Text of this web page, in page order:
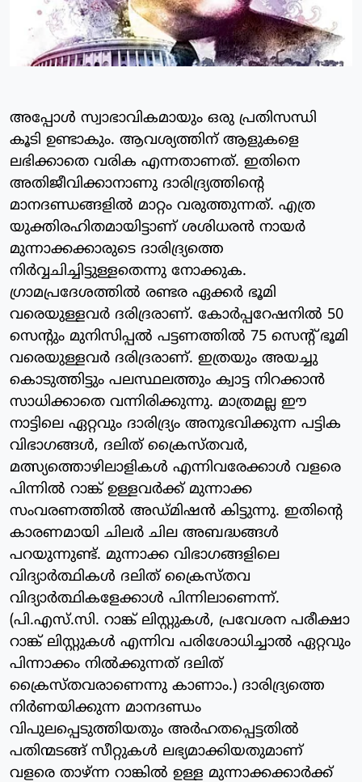
അപ്പോള്‍ സ്വാഭാവികമായും ഒരു പ്രതിസന്ധി
കൂടി ഉണ്ടാകും. ആവശ്യത്തിന് ആളുകളെ
ലഭിക്കാതെ വരിക എന്നതാണത്. ഇതിനെ
അതിജീവിക്കാനാണു ദാരിദ്ര്യത്തിന്റെ
മാനദണ്ഡങ്ങളില്‍ മാറ്റം വരുത്തുന്നത്. എത്ര
യുക്തിരഹിതമായിട്ടാണ് ശശിധരന്‍ നായര്‍
മുന്നാക്കക്കാരുടെ ദാരിദ്ര്യത്തെ
നിര്‍വ്വചിച്ചിട്ടുള്ളതെന്നു നോക്കുക.
ഗ്രാമപ്രദേശത്തില്‍ രണ്ടര ഏക്കര്‍ ഭൂമി
വരെയുള്ളവര്‍ ദരിദ്രരാണ്. കോര്‍പ്പറേഷനില്‍ 50
സെന്റും മുനിസിപ്പല്‍ പട്ടണത്തില്‍ 75 സെന്റ് ഭൂമി
വരെയുള്ളവര്‍ ദരിദ്രരാണ്. ഇത്രയും അയച്ചു
കൊടുത്തിട്ടും പലസ്ഥലത്തും ക്വാട്ട നിറക്കാന്‍
സാധിക്കാതെ വന്നിരിക്കുന്നു. മാത്രമല്ല ഈ
നാട്ടിലെ ഏറ്റവും ദാരിദ്ര്യം അനുഭവിക്കുന്ന പട്ടിക
വിഭാഗങ്ങള്‍, ദലിത് ക്രൈസ്തവര്‍,
മത്സ്യത്തൊഴിലാളികള്‍ എന്നിവരേക്കാള്‍ വളരെ
പിന്നില്‍ റാങ്ക് ഉള്ളവര്‍ക്ക് മുന്നാക്ക
സംവരണത്തില്‍ അഡ്മിഷന്‍ കിട്ടുന്നു. ഇതിന്റെ
കാരണമായി ചിലര്‍ ചില അബദ്ധങ്ങള്‍
പറയുന്നുണ്ട്. മുന്നാക്ക വിഭാഗങ്ങളിലെ
വിദ്യാര്‍ത്ഥികള്‍ ദലിത് ക്രൈസ്തവ
വിദ്യാര്‍ത്ഥികളേക്കാള്‍ പിന്നിലാണെന്ന്.
(പി.എസ്.സി. റാങ്ക് ലിസ്റ്റുകള്‍, പ്രവേശന പരീക്ഷാ
റാങ്ക് ലിസ്റ്റുകള്‍ എന്നിവ പരിശോധിച്ചാല്‍ ഏറ്റവും
പിന്നാക്കം നില്‍ക്കുന്നത് ദലിത്
ക്രൈസ്തവരാണെന്നു കാണാം.) ദാരിദ്ര്യത്തെ
നിര്‍ണയിക്കുന്ന മാനദണ്ഡം
വിപുലപ്പെടുത്തിയതും അര്‍ഹതപ്പെട്ടതില്‍
പതിന്മടങ്ങ് സീറ്റുകള്‍ ലഭ്യമാക്കിയതുമാണ്
വളരെ താഴ്ന്ന റാങ്കില്‍ ഉള്ള മുന്നാക്കക്കാര്‍ക്ക്